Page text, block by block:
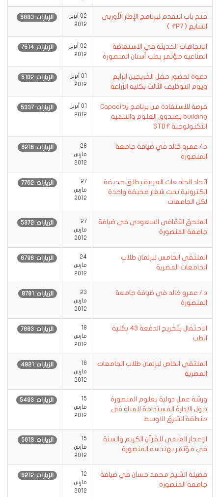
فتح باب التقدم لبرنامج الإطار الأوربى
السابع ( FP7 )
02 أبريل
2012
الزيارات: 6883
الاتجاهات الحديثة في الاستعاضة
الصناعية مؤتمر بطب أسنان المنصورة
02 أبريل
2012
الزيارات: 7514
دعوة لحضور حفل الخريجين الرابع
ويوم التوظيف الثالث بكلية الزراعة
01 أبريل
2012
الزيارات: 5102
فرصة للاستفادة من برنامج Capacity
building بصندوق العلوم والتنمية
التكنولوجية STDF
01 أبريل
2012
الزيارات: 5337
د./ عمرو خالد في ضيافة جامعة
المنصورة
28
مارس
2012
الزيارات: 6216
اتحاد الجامعات العربية يطلق صحيفة
الكترونية تحت شعار صحيفة واحدة
لكل الجامعات
27
مارس
2012
الزيارات: 7762
الملحق الثقافي السعودي في ضيافة
جامعة المنصورة
27
مارس
2012
الزيارات: 5372
الملتقى الخامس لبرلمان طلاب
الجامعات المصرية
24
مارس
2012
الزيارات: 6796
د./ عمرو خالد في ضيافة جامعة
المنصورة
23
مارس
2012
الزيارات: 8781
الاحتفال بتخريج الدفعة 43 بكلية
الطب
18
مارس
2012
الزيارات: 7883
الملتقي الخاص لبرلمان طلاب الجامعات
المصرية
18
مارس
2012
الزيارات: 4921
ورشة عمل دولية بعلوم المنصورة
حول الادارة المستدامة للمياه في
منطقة الشرق الاوسط
15
مارس
2012
الزيارات: 5493
الإعجاز العلمي للقرآن الكريم والسنة
في مؤتمر بهندسة المنصورة
15
مارس
2012
الزيارات: 5613
فضيلة الشيخ محمد حسان في ضيافة
جامعة المنصورة
12
مارس
2012
الزيارات: 8212